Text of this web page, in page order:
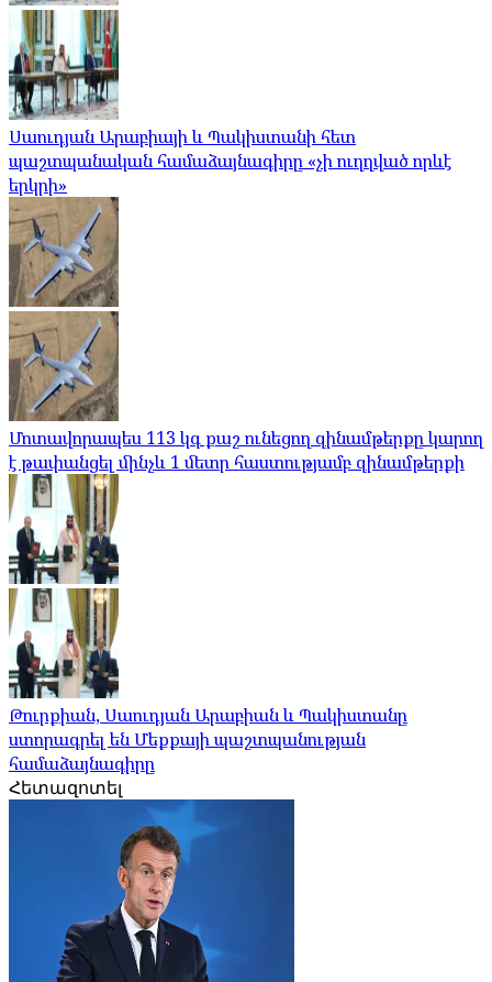
Սաուդյան Արաբիայի և Պակիստանի հետ
պաշտպանական համաձայնագիրը «չի ուղղված որևէ
երկրի»
Մոտավորապես 113 կգ քաշ ունեցող զինամթերքը կարող
է թափանցել մինչև 1 մետր հաստությամբ զինամթերքի
Թուրքիան, Սաուդյան Արաբիան և Պակիստանը
ստորագրել են Մեքքայի պաշտպանության
համաձայնագիրը
Հետազոտել